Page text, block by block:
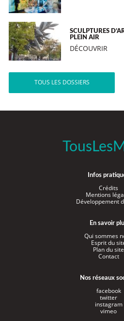
SCULPTURES
PLEIN AIR
DÉCOUVRIR
TOUS LES DOSSIERS
Infos
Crédits
Mentions
Développement
En savoir
Qui sommes
Esprit du
Plan du site
Contact
Nos réseaux
facebook
twitter
instagram
vimeo